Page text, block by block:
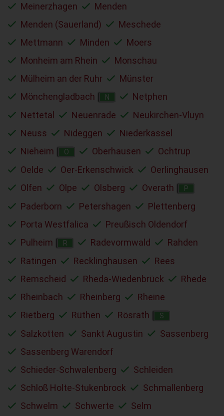
Meinerzhagen
Menden
Menden (Sauerland)
Meschede
Mettmann
Minden
Moers
Monheim am Rhein
Monschau
Mülheim an der Ruhr
Münster
Mönchengladbach
N
Netphen
Nettetal
Neuenrade
Neukirchen-Vluyn
Neuss
Nideggen
Niederkassel
Nieheim
O Oberhausen
Ochtrup
Oelde
Oer-Erkenschwick
Oerlinghausen
Olfen
Olpe Olsberg Overath P
Paderborn Petershagen
Plettenberg
Porta Westfalica
Preußisch Oldendorf
Pulheim
R Radevormwald
Rahden
Ratingen
Recklinghausen
Rees
Remscheid
Rheda-Wiedenbrück
Rhede
Rheinbach
Rheinberg
Rheine
Rietberg
Rüthen Rösrath S
Salzkotten Sankt Augustin
Sassenberg
Sassenberg Warendorf
Schieder-Schwalenberg
Schleiden
Schloß Holte-Stukenbrock
Schmallenberg
Schwelm
Schwerte
Selm